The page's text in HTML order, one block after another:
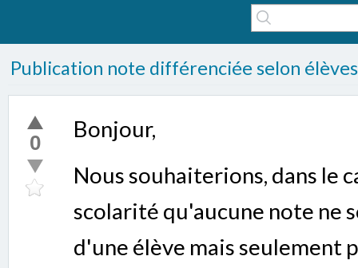
Publication note différenciée selon
0
Bonjour,
Nous souhaiterions, dans le
scolarité qu'aucune note ne
d'une élève mais seulement